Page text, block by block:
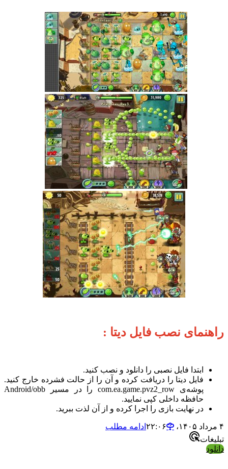
نصب فایل دیتا :
ابتدا فایل نصبی را دانلود و نصب کنید.
فایل دیتا را دریافت کرده و آن را از حالت فشرده خارج کنید.
پوشه‌ی com.ea.game.pvz2_row را در مسیر Android/obb
حافظه داخلی کپی نمایید.
در نهایت بازی را اجرا کرده و از آن لذت ببرید.
ادامه مطلب